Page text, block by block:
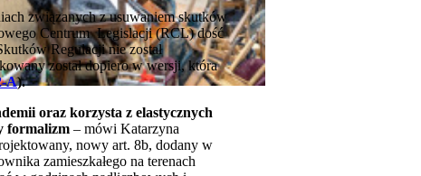
związanych z usuwaniem skutków
Centrum Legislacji (RCL) dość
Regulacji nie został
został dopiero w wersji, która
A).
oraz korzysta z elastycznych
formalizm – mówi Katarzyna
nowy art. 8b, dodany w
zamieszkałego na terenach